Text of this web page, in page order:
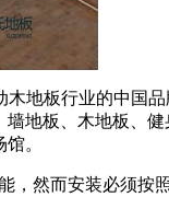
地板行业的中国
地板、木地板、
。
然而安装必须按